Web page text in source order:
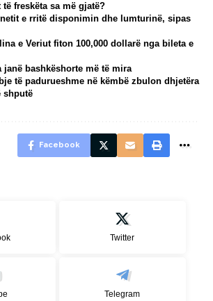
freskëta sa më gjatë?
e rritë disponimin dhe lumturinë, sipas
e Veriut fiton 100,000 dollarë nga bileta e
janë bashkëshorte më të mira
të padurueshme në këmbë zbulon dhjetëra
shputë
Facebook
Twitter
Telegram